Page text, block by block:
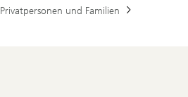
Privatpersonen und Familien